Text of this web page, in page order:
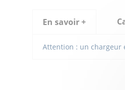
En savoir +
Attention : un chargeur